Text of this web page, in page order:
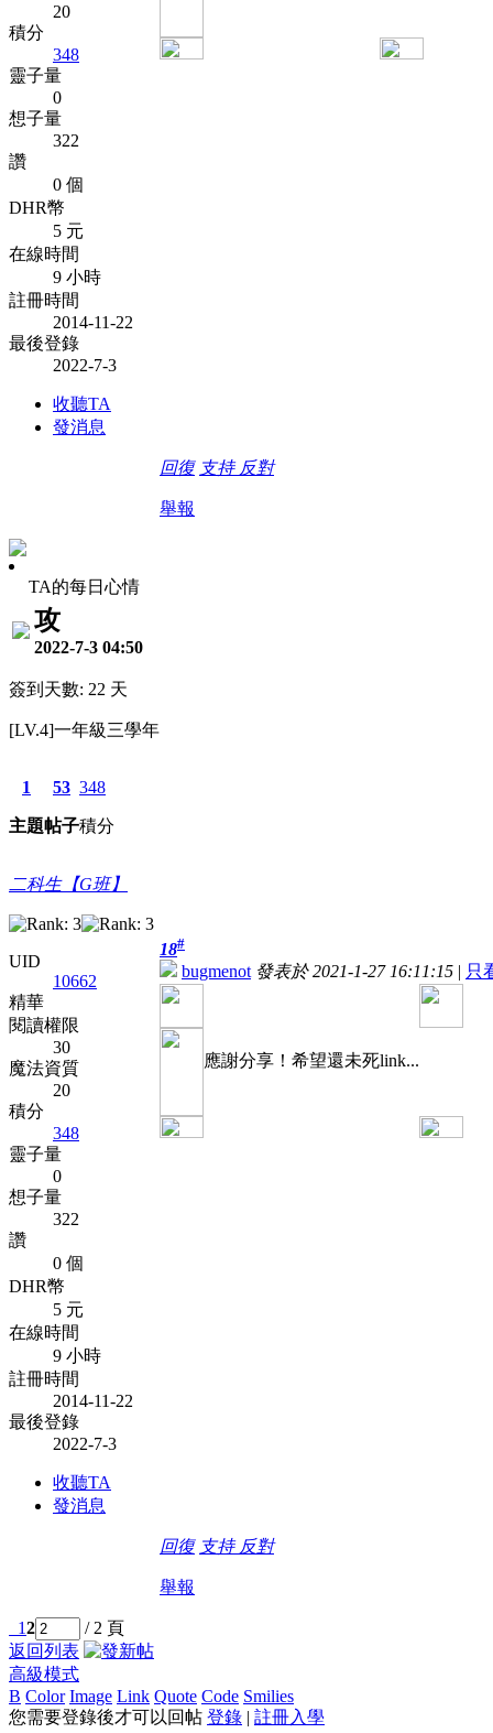
20
積分
348
靈子量
0
想子量
322
讚
0 個
DHR幣
5 元
在線時間
9 小時
註冊時間
2014-11-22
最後登錄
2022-7-3
收聽TA
發消息
回復 支持 反對
舉報
TA的每日心情
攻
2022-7-3 04:50
簽到天數: 22 天
[LV.4]一年級三學年
1
主題
53
帖子
348
積分
二科生【G班】
UID
10662
精華
閱讀權限
30
魔法資質
20
積分
348
靈子量
0
想子量
322
讚
0 個
DHR幣
5 元
在線時間
9 小時
註冊時間
2014-11-22
最後登錄
2022-7-3
收聽TA
發消息
18#
bugmenot 發表於 2021-1-27 16:11:15 | 只
應謝分享！希望還未死link...
回復 支持 反對
舉報
12
/ 2 頁
返回列表
高級模式
B Color Image Link Quote Code Smilies
您需要登錄後才可以回帖 登錄 | 註冊入學